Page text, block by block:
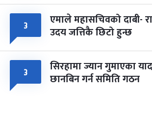
३ एमाले महासचिवको दाबी-
उदय जत्तिकै छिटो हुन्छ
३ सिरहामा ज्यान गुमाएका
छानबिन गर्न समिति गठन